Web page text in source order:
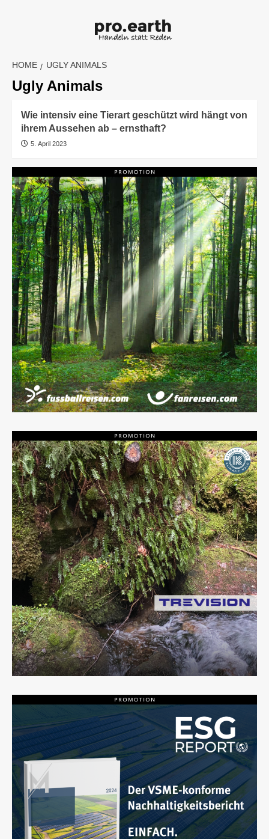
HOME UGLY ANIMALS
Ugly Animals
Wie intensiv eine Tierart geschützt wird hängt von
ihrem Aussehen ab – ernsthaft?
5. April 2023